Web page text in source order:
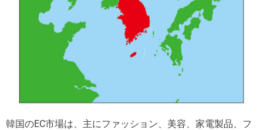
韓国のEC市場は、主にファッション、美容、家電製品、フ